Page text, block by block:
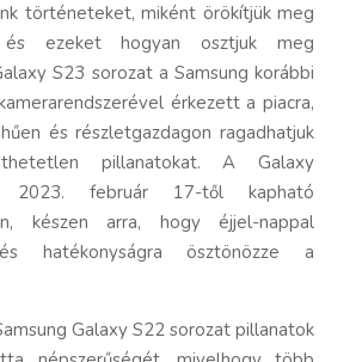
történeteket, miként örökítjük meg
és ezeket hogyan osztjuk meg
S23 sorozat a Samsung korábbi
érkezett a piacra,
és részletgazdagon ragadhatjuk
pillanatokat. A Galaxy
2023. február 17-től kapható
készen arra, hogy éjjel-nappal
hatékonyságra ösztönözze a
Galaxy S22 sorozat pillanatok